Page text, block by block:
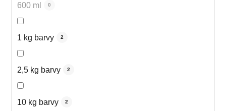
600 ml 0
1 kg barvy 2
2,5 kg barvy 2
10 kg barvy 2